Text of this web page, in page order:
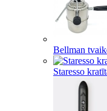
Bellman
Staresso